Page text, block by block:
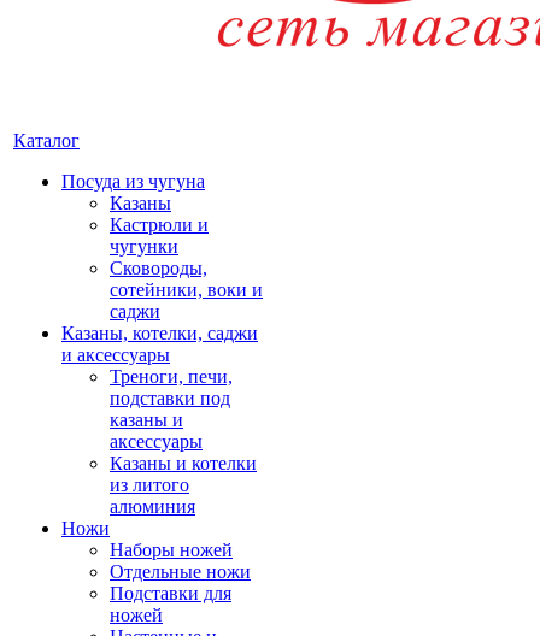
Каталог
Посуда из чугуна
Казаны
Кастрюли и
чугунки
Сковороды,
сотейники, воки и
саджи
Казаны, котелки, саджи
и аксессуары
Треноги, печи,
подставки под
казаны и
аксессуары
Казаны и котелки
из литого
алюминия
Ножи
Наборы ножей
Отдельные ножи
Подставки для
ножей